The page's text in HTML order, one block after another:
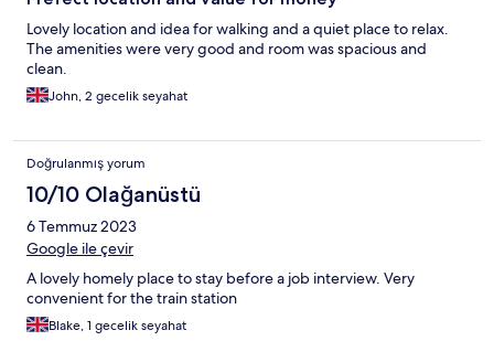
Lovely location and idea for walking and a quiet place to relax.
The amenities were very good and room was spacious and
clean.
John, 2 gecelik seyahat
Doğrulanmış yorum
10/10 Olağanüstü
6 Temmuz 2023
Google ile çevir
A lovely homely place to stay before a job interview. Very
convenient for the train station
Blake, 1 gecelik seyahat